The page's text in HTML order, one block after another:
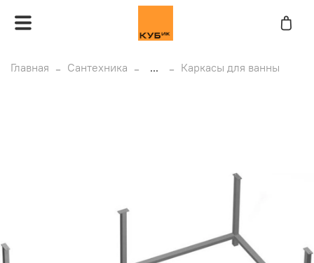
Главная Сантехника ... Каркасы для ванны